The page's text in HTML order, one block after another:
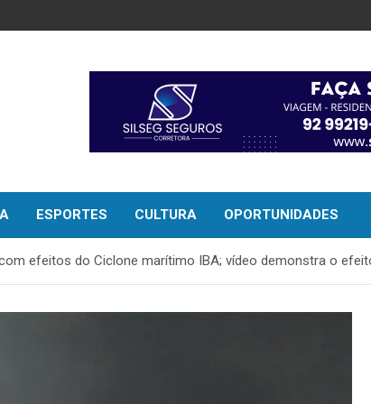
ESPORTES CULTURA OPORTUNIDADES
efeitos do Ciclone marítimo IBA; vídeo demonstra o